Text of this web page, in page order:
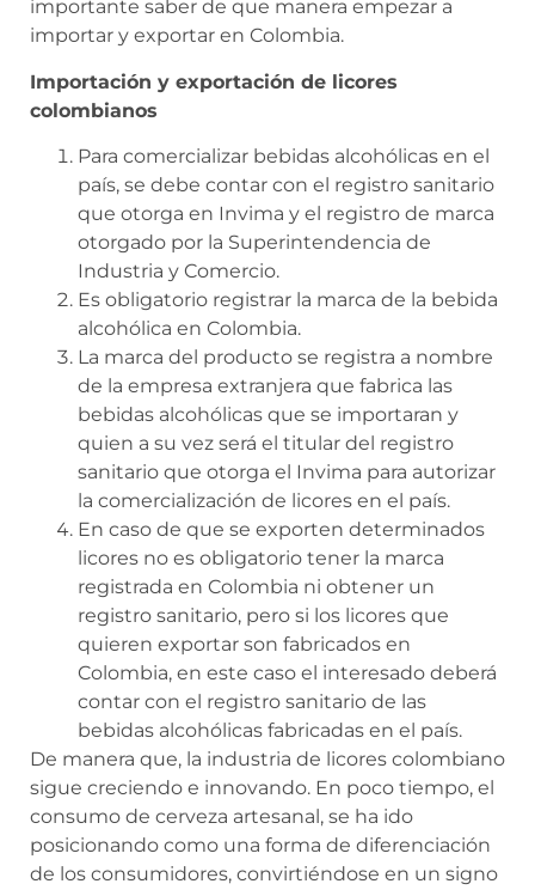
importante saber de que manera empezar a
importar y exportar en Colombia.
Importación y exportación de licores
colombianos
Para comercializar bebidas alcohólicas en el
país, se debe contar con el registro sanitario
que otorga en Invima y el registro de marca
otorgado por la Superintendencia de
Industria y Comercio.
Es obligatorio registrar la marca de la bebida
alcohólica en Colombia.
La marca del producto se registra a nombre
de la empresa extranjera que fabrica las
bebidas alcohólicas que se importaran y
quien a su vez será el titular del registro
sanitario que otorga el Invima para autorizar
la comercialización de licores en el país.
En caso de que se exporten determinados
licores no es obligatorio tener la marca
registrada en Colombia ni obtener un
registro sanitario, pero si los licores que
quieren exportar son fabricados en
Colombia, en este caso el interesado deberá
contar con el registro sanitario de las
bebidas alcohólicas fabricadas en el país.
De manera que, la industria de licores colombiano
sigue creciendo e innovando. En poco tiempo, el
consumo de cerveza artesanal, se ha ido
posicionando como una forma de diferenciación
de los consumidores, convirtiéndose en un signo